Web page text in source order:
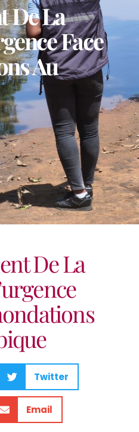
De La
Face
Au
De La
Twitter
Email